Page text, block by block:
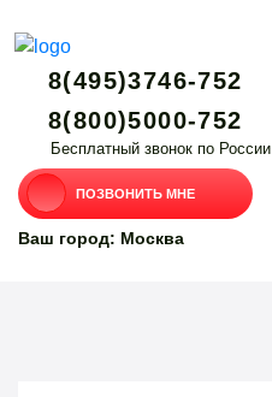
8(495)3746-752
8(800)5000-752
Бесплатный звонок по России
ПОЗВОНИТЬ МНЕ
Ваш город: Москва